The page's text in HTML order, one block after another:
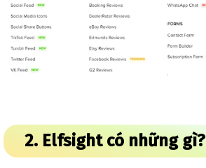
2. Elfsight có những gì?